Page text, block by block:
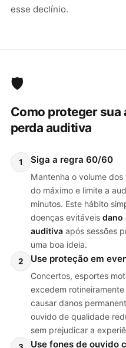
esse declínio.
🛡️
Como proteger sua
perda auditiva
1 Siga a regra 60/60
Mantenha o volume
do máximo e limite a
minutos. Este hábito
doenças evitáveis dano
auditiva após sessões
uma boa ideia.
2 Use proteção em
Concertos, esportes
excedem
causar danos
ouvido de qualidade
sem prejudicar a
Use fones de ouvido